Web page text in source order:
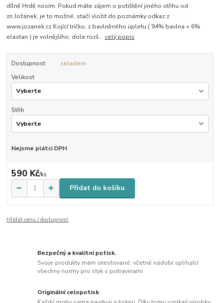
dílně Hrdě nosím. Pokud máte zájem o potištění jiného střihu od
zn.Jožánek, je to možné, stačí vložit do poznámky odkaz z
www.jozanek.cz Kojící tričko, z bavlněného úpletu ( 94% bavlna + 6%
elastan ) je volnějšího, dole rozš... celý popis
Dostupnost
skladem
Velikost
Střih
Nejsme plátci DPH
590 Kč/ks
Přidat do košíku
Hlídat cenu / dostupnost
Bezpečný a kvalitní potisk.
Svoje produkty mám otestované, včetně nádobí splňující
všechny normy pro styk s potravinami
Originální celopotisk